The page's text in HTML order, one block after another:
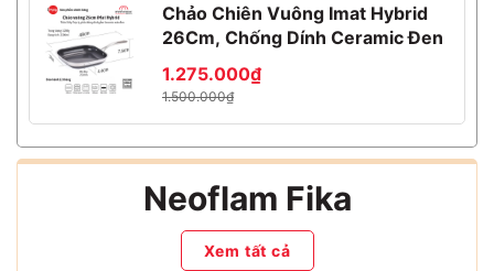
Chảo Chiên Vuông Imat Hybrid
26Cm, Chống Dính Ceramic Đen
1.275.000₫
1.500.000₫
Neoflam Fika
Xem tất cả